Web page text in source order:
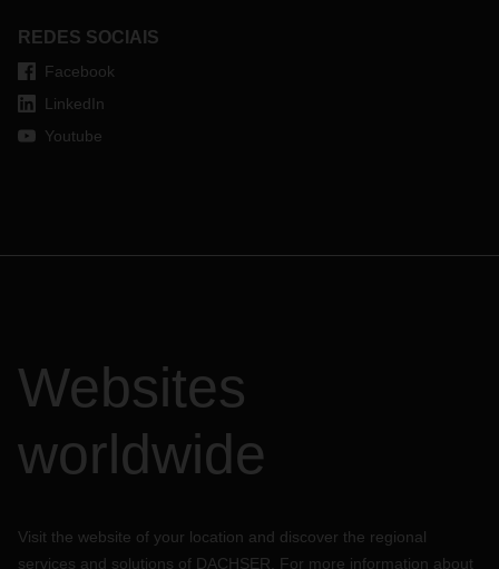
REDES SOCIAIS
Facebook
LinkedIn
Youtube
Websites
worldwide
Visit the website of your location and discover the regional
services and solutions of DACHSER. For more information about